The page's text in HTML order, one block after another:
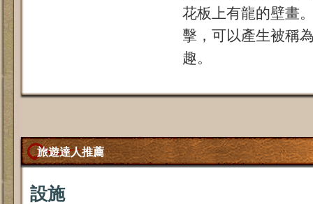
花板上有龍的壁畫
擊，可以產生被稱
趣。
旅遊達人推薦
設施